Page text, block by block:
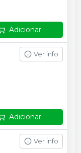
Adicionar
Ver info
Adicionar
Ver info